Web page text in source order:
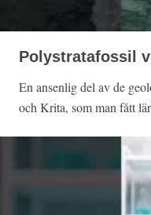
Polystratafossil
En ansenlig del av de
och Krita, som man fått